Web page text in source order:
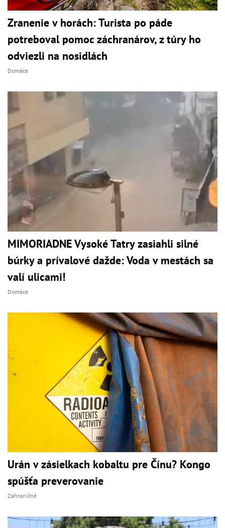
Zranenie v horách: Turista po páde
potreboval pomoc záchranárov, z túry ho
odviezli na nosidlách
Domáce
MIMORIADNE Vysoké Tatry zasiahli silné
búrky a prívalové dažde: Voda v mestách sa
valí ulicami!
Domáce
Urán v zásielkach kobaltu pre Čínu? Kongo
spúšťa preverovanie
Zahraničné